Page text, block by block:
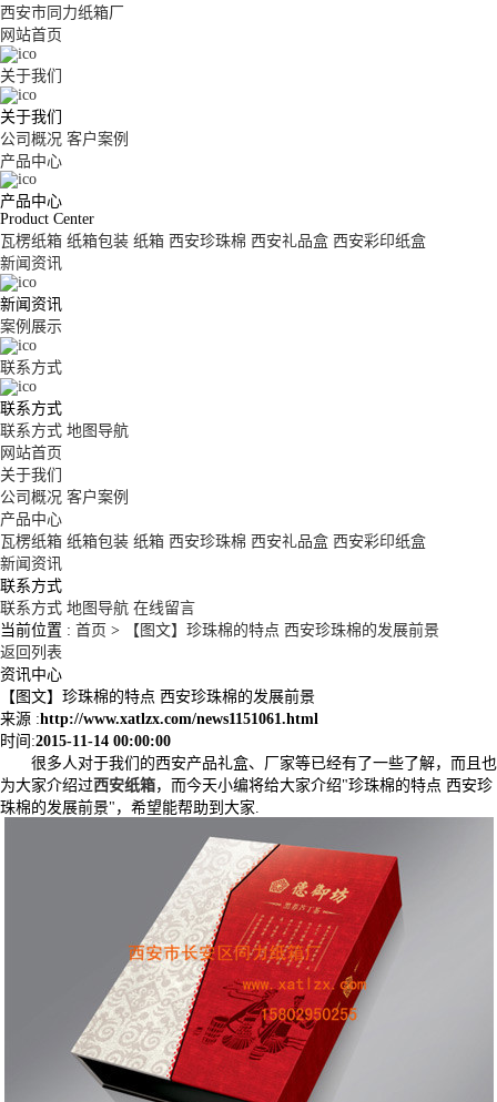
西安市同力纸箱厂
网站首页
关于我们
关于我们
公司概况 客户案例
产品中心
产品中心
Product Center
瓦楞纸箱 纸箱包装 纸箱 西安珍珠棉 西安礼品盒 西安彩印纸盒
新闻资讯
新闻资讯
案例展示
联系方式
联系方式
联系方式 地图导航
网站首页
关于我们
公司概况 客户案例
产品中心
瓦楞纸箱 纸箱包装 纸箱 西安珍珠棉 西安礼品盒 西安彩印纸盒
新闻资讯
联系方式
联系方式 地图导航 在线留言
当前位置 : 首页 >
【图文】珍珠棉的特点 西安珍珠棉的发展前景
返回列表
资讯中心
【图文】珍珠棉的特点 西安珍珠棉的发展前景
来源 :http://www.xatlzx.com/news1151061.html
时间:2015-11-14 00:00:00
很多人对于我们的西安产品礼盒、厂家等已经有了一些了解，而且也
为大家介绍过西安纸箱，而今天小编将给大家介绍"珍珠棉的特点 西安珍
珠棉的发展前景"，希望能帮助到大家.